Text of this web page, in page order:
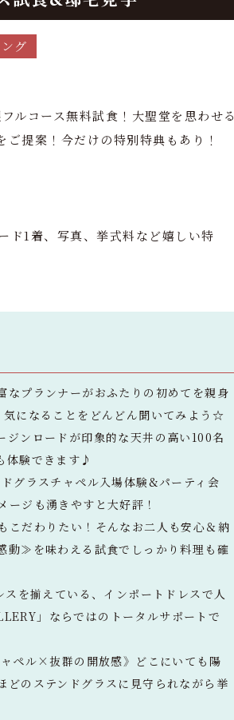
グ
ルコース無料試食！大聖堂を思わせる
提案！今だけの特別特典もあり！
ド1着、写真、挙式料など嬉しい特
プランナーがおふたりの初めてを親身
になることをどんどん聞いてみよう☆
ンロードが印象的な天井の高い100名
体験できます♪
グラスチャペル入場体験&パーティ会
ジも湧きやすと大好評！
だわりたい！そんなお二人も安心＆納
動≫を味わえる試食でしっかり料理も確
を揃えている、インポートドレスで人
」ならではのトータルサポートで
ペル×抜群の開放感》どこにいても陽
のステンドグラスに見守られながら挙